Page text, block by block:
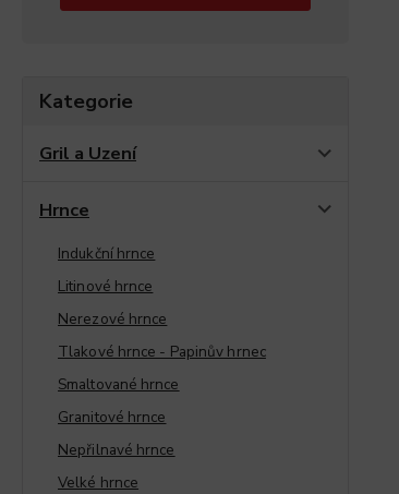
Kategorie
Gril a Uzení
Hrnce
Indukční hrnce
Litinové hrnce
Nerezové hrnce
Tlakové hrnce - Papinův hrnec
Smaltované hrnce
Granitové hrnce
Nepřilnavé hrnce
Velké hrnce